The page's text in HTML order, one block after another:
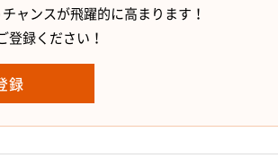
ャンスが飛躍的に高まります！
登録ください！
録